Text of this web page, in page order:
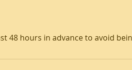
48 hours in advance to avoid